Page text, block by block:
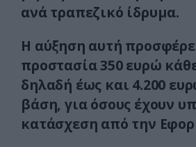
ανά τραπεζικό ίδρυμα.
Η αύξηση αυτή
προστασία 350 ευρώ
δηλαδή έως και 4.200
βάση, για όσους έχουν
κατάσχεση από την